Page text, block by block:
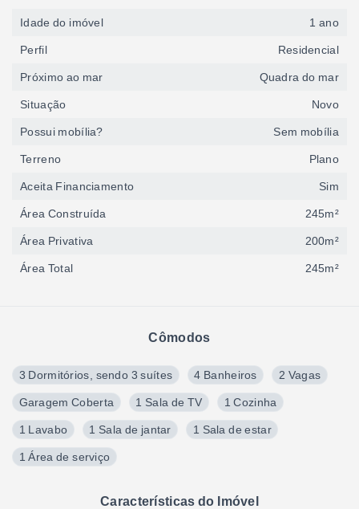
Cômodos
3 Dormitórios, sendo 3 suítes 4 Banheiros 2 Vagas
Garagem Coberta 1 Sala de TV 1 Cozinha
1 Lavabo 1 Sala de jantar 1 Sala de estar
1 Área de serviço
Características do Imóvel
Idade do imóvel 1 ano
Perfil Residencial
Próximo ao mar Quadra do mar
Situação Novo
Possui mobília? Sem mobília
Terreno Plano
Aceita Financiamento Sim
Área Construída 245m²
Área Privativa 200m²
Área Total 245m²